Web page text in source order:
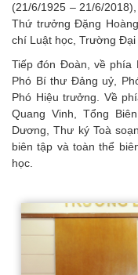
(21/6/1925 – 21/6/
Thứ trưởng Đặng
chí Luật học, Trường Đại
Tiếp đón Đoàn, về phía
Phó Bí thư Đảng uỷ,
Phó Hiệu trưởng. Về
Quang Vinh, Tổng
Dương, Thư ký Toà
biên tập và toàn thể
học.